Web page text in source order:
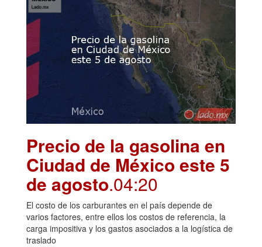
Precio de la gasolina en
Ciudad de México este 5
de agosto.04:20
El costo de los carburantes en el país depende de
varios factores, entre ellos los costos de referencia, la
carga impositiva y los gastos asociados a la logística de
traslado